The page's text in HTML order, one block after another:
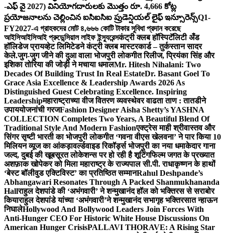
-ఎఫ్ వై 2027) వినియోగదారులకు మొత్తం రూ. 4,666 కోట్ల
ప్రయోజనాలను చెల్లించిన ఐసిఐసిఐ ప్రుడెన్షియల్ లైఫ్ ఇన్సూరెన్స్Q1-
FY2027-এ গ্রাহকদের মোট ৪,৬৬৬ কোটি টাকার সুবিধা প্রদান করেছে
আইসিআইসিআই প্রুডেন্সিয়াল লাইফ ইন্স্যুরেন্সकंट्री क्लब हॉस्पिटॅलिटी अँड
हॉलिडेज प्रायव्हेट लिमिटेडने कंट्री क्लब मास्टरकार्ड – तुर्कस्तान सादर
केले.जुग-जुग जीने की दुआ वाला भोजपुरी लोकगीत रिलीज, प्रियंका सिंह और
इशिका तोरिया की जोड़ी ने मचाया धमालMr. Hitesh Nihalani: Two
Decades Of Building Trust In Real EstateDr. Basant Goel To
Grace Asia Excellence & Leadership Awards 2026 As
Distinguished Guest Celebrating Excellence. Inspiring
Leadershipमहाराष्ट्राच्या वीज वितरण व्यवस्थेवर वाढता ताण : तातडीने
उपाययोजनांची गरजFashion Designer Aisha Shetty’s YASHNA
COLLECTION Completes Two Years, A Beautiful Blend Of
Traditional Style And Modern Fashionएक्ट्रेस माही श्रीवास्तव और
सिंगर सृष्टी भारती का भोजपुरी लोकगीत ‘गवना वीएस खेलवना’ ने पार किया 10
मिलियन व्यूज का आंकड़ावर्ल्डवाइड रिकॉर्ड्स भोजपुरी का नया धमाकेदार गाना
जल्द, दुबई की खूबसूरत लोकेशन्स पर हो रही है शूटिंगफिल्म जगत के प्रख्यात
अशफ़ाक खोपेकर को मिला महाराष्ट्र के राज्यपाल सी.पी. राधाकृष्णन के हाथों
‘बेस्ट बॉलीवुड एक्टिविस्ट’ का प्रतिष्ठित सम्मानRahul Deshpande’s
Abhangawari Resonates Through A Packed Shanmukhananda
Hallराहुल देशपांडे की ‘अभंगवारी’ ने शन्मुखानंद हॉल को भक्तिरस से सराबोर
कियाराहुल देशपांडे यांच्या ‘अभंगवारी’ने शन्मुखानंद सभागृह भक्तिरसात न्हाऊन
निघालेHollywood And Bollywood Leaders Join Forces With
Anti-Hunger CEO For Historic White House Discussions On
American Hunger CrisisPALLAVI THORAVE: A Rising Star